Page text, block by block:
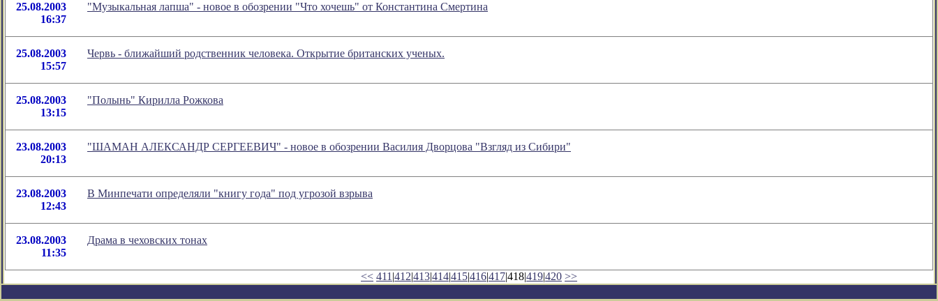
25.08.2003
16:37
"Музыкальная лапша" - новое в обозрении "Что хочешь" от Константина Смертина
25.08.2003
15:57
Червь - ближайший родственник человека. Открытие британских ученых.
25.08.2003
13:15
"Полынь" Кирилла Рожкова
23.08.2003
20:13
"ШАМАН АЛЕКСАНДР СЕРГЕЕВИЧ" - новое в обозрении Василия Дворцова "Взгляд из Сибири"
23.08.2003
12:43
В Минпечати определяли "книгу года" под угрозой взрыва
23.08.2003
11:35
Драма в чеховских тонах
<< 411 |412|413|414|415|416|417|418|419|420 >>